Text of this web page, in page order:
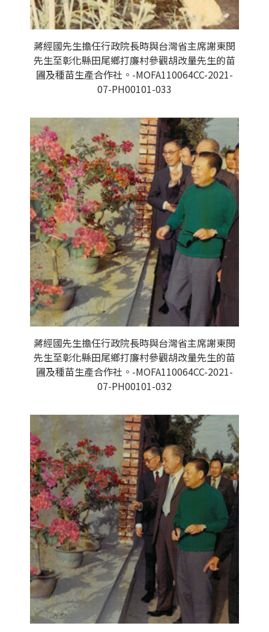
蔣經國先生擔任行政院長時與台灣省主席謝東閔
先生至彰化縣田尾鄉打廉村參觀胡改量先生的苗
圃及種苗生產合作社。-MOFA110064CC-2021-
07-PH00101-033
蔣經國先生擔任行政院長時與台灣省主席謝東閔
先生至彰化縣田尾鄉打廉村參觀胡改量先生的苗
圃及種苗生產合作社。-MOFA110064CC-2021-
07-PH00101-032